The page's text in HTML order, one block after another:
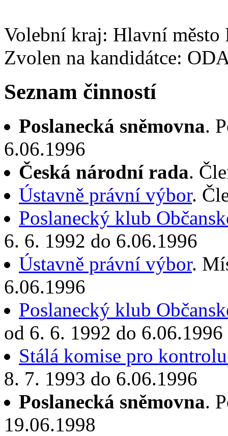
Volební kraj: Hlavní město
Zvolen na kandidátce:
Seznam činností
Poslanecká sněmovna.
6.06.1996
Česká národní rada.
Ústavně právní výbor.
Poslanecký klub
6. 6. 1992 do 6.06.1996
Ústavně právní výbor.
6.06.1996
Poslanecký klub
od 6. 6. 1992 do 6.06.1996
Stálá komise pro
8. 7. 1993 do 6.06.1996
Poslanecká sněmovna.
19.06.1998